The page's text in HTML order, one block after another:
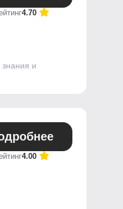
4.70
и
4.00